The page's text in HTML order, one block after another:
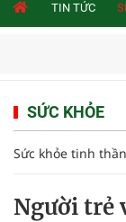
TIN TỨC
SỨC KHỎE
Sức khỏe tinh thần
Người trẻ